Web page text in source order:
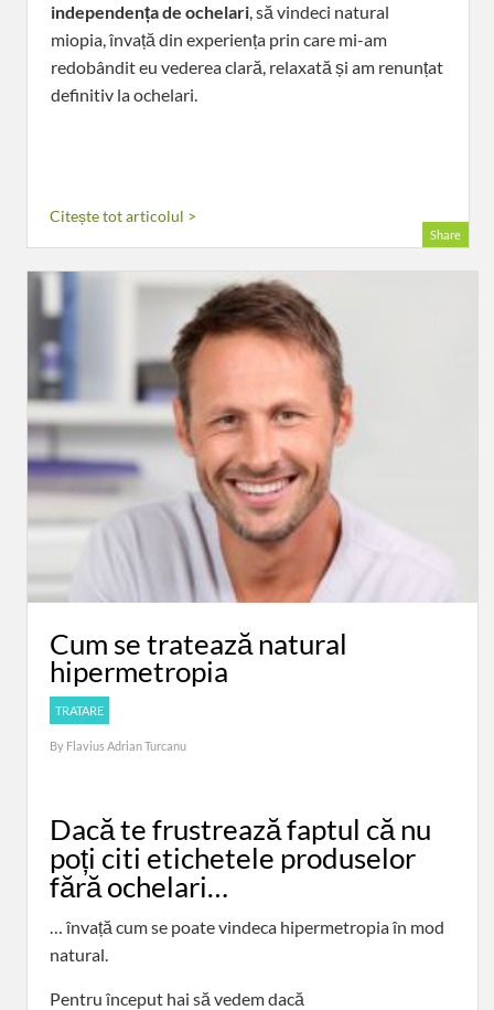
independența de ochelari, să vindeci natural
miopia, învață din experiența prin care mi-am
redobândit eu vederea clară, relaxată și am renunțat
definitiv la ochelari.
Citește tot articolul >
Share
Cum se tratează natural
hipermetropia
TRATARE
By Flavius Adrian Turcanu
Dacă te frustrează faptul că nu
poți citi etichetele produselor
fără ochelari…
… învață cum se poate vindeca hipermetropia în mod
natural.
Pentru început hai să vedem dacă